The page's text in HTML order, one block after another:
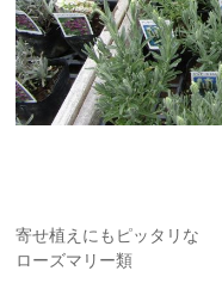
寄せ植えにもピッタリな
ローズマリー類